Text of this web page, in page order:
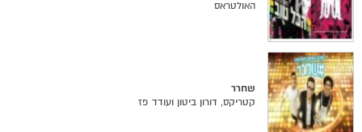
האולטראס
שחרר
קטריקס, דורון ביטון ועודד פז